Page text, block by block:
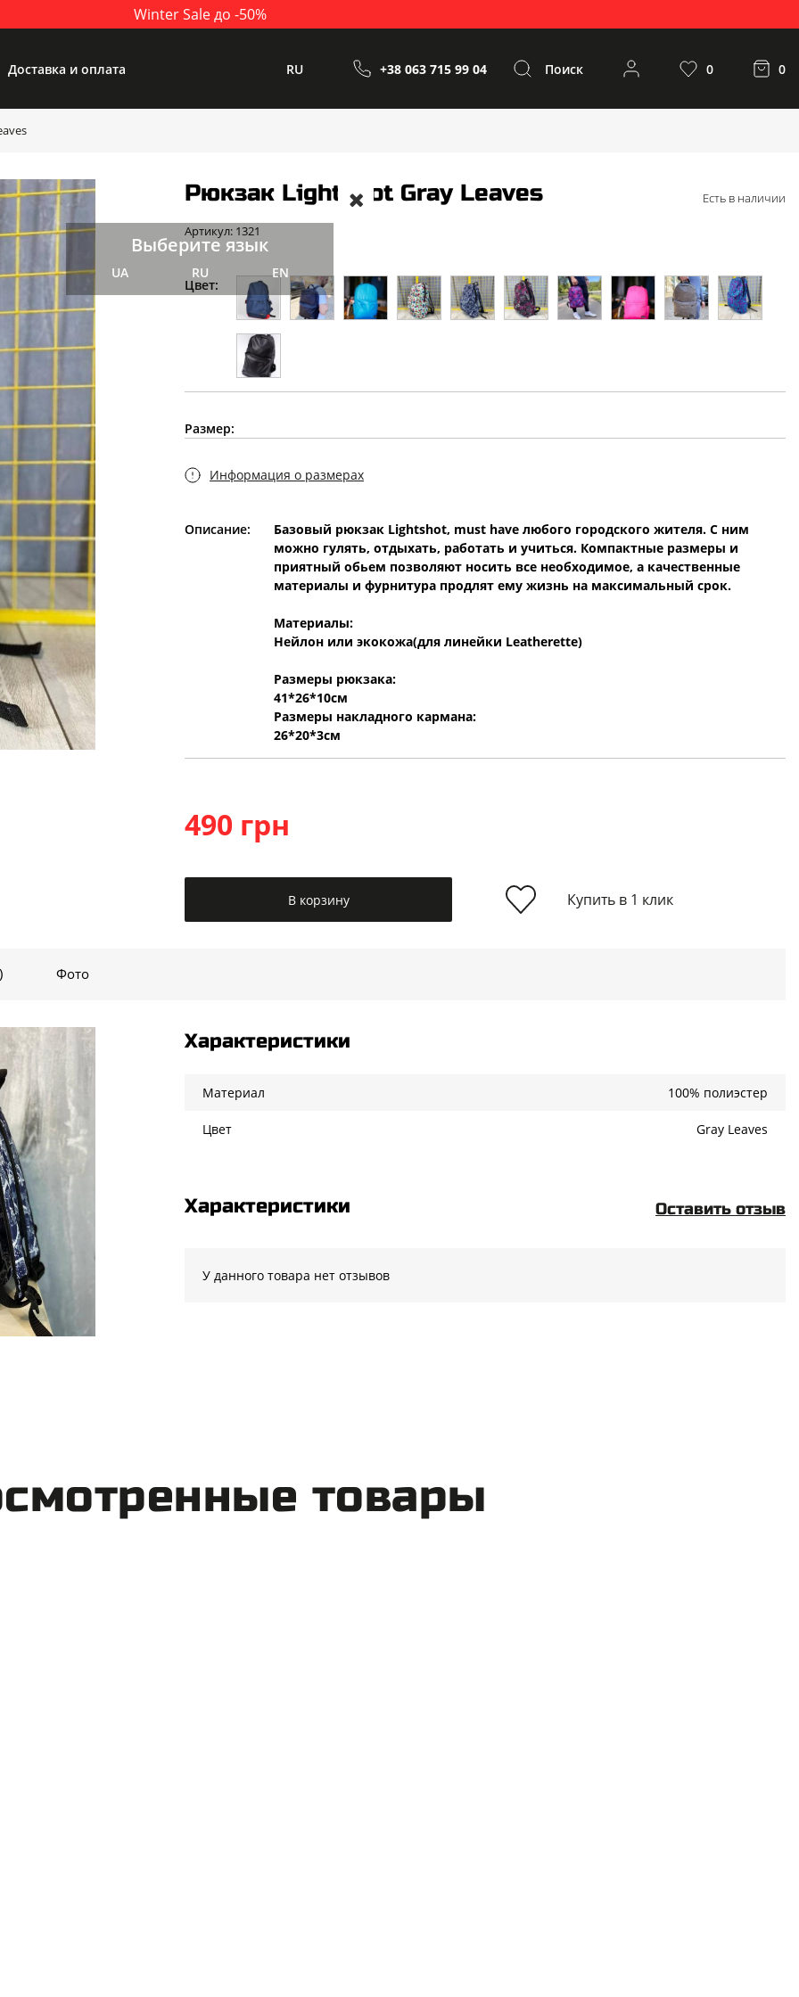
Winter Sale до -50%
Доставка и оплата RU +38 063 715 99 04 Поиск 0 0
Рюкзак Lightshot Gray Leaves Есть в наличии
Артикул: 1321
Цвет:
Размер:
Информация о размерах
Описание:
Базовый рюкзак Lightshot, must have любого городского жителя. С ним
можно гулять, отдыхать, работать и учиться. Компактные размеры и
приятный обьем позволяют носить все необходимое, а качественные
материалы и фурнитура продлят ему жизнь на максимальный срок.
Материалы:
Нейлон или экокожа(для линейки Leatherette)
Размеры рюкзака:
41*26*10см
Размеры накладного кармана:
26*20*3см
490 грн
В корзину Купить в 1 клик
Фото
Характеристики
Материал 100% полиэстер
Цвет Gray Leaves
Характеристики Оставить отзыв
У данного товара нет отзывов
товары
Выберите язык
UA RU EN